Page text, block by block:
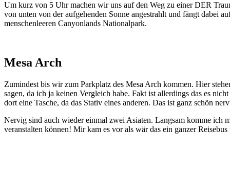
Um kurz von 5 Uhr machen wir uns auf den Weg zu einer DER
von unten von der aufgehenden Sonne angestrahlt und fängt dabei
menschenleeren Canyonlands Nationalpark.
Mesa Arch
Zumindest bis wir zum Parkplatz des Mesa Arch kommen. Hier
sagen, da ich ja keinen Vergleich habe. Fakt ist allerdings das es
dort eine Tasche, da das Stativ eines anderen. Das ist ganz schön
Nervig sind auch wieder einmal zwei Asiaten. Langsam komme ich
veranstalten können! Mir kam es vor als wär das ein ganzer